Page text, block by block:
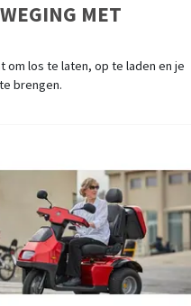
MET
om los te laten, op te laden en je
brengen.